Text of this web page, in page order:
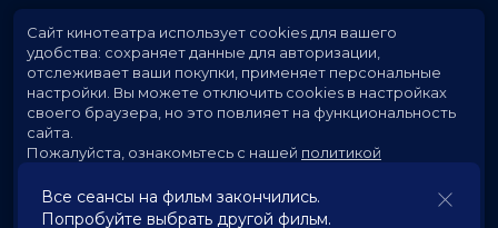
Все сеансы на фильм закончились.
Попробуйте выбрать другой фильм.
Сайт кинотеатра использует cookies для вашего
удобства: сохраняет данные для авторизации,
отслеживает ваши покупки, применяет персональные
настройки. Вы можете отключить cookies в настройках
своего браузера, но это повлияет на функциональность
сайта.
Пожалуйста, ознакомьтесь с нашей политикой
Принять